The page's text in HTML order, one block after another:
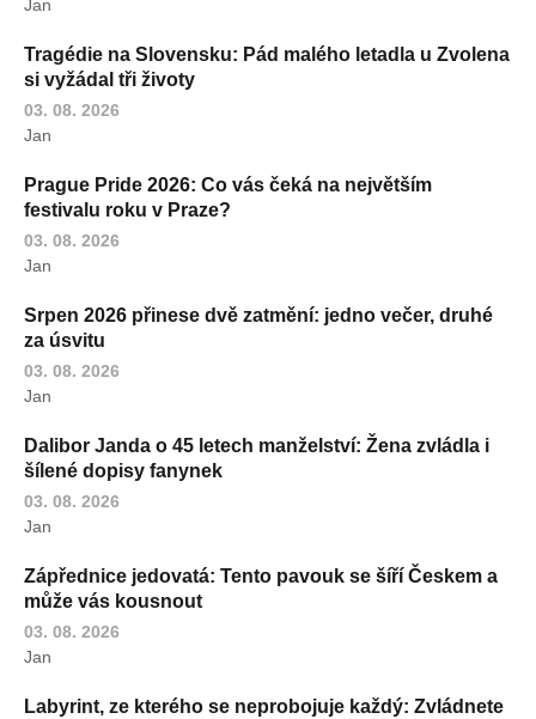
Jan
Tragédie na Slovensku: Pád malého letadla u Zvolena
si vyžádal tři životy
03. 08. 2026
Jan
Prague Pride 2026: Co vás čeká na největším
festivalu roku v Praze?
03. 08. 2026
Jan
Srpen 2026 přinese dvě zatmění: jedno večer, druhé
za úsvitu
03. 08. 2026
Jan
Dalibor Janda o 45 letech manželství: Žena zvládla i
šílené dopisy fanynek
03. 08. 2026
Jan
Zápřednice jedovatá: Tento pavouk se šíří Českem a
může vás kousnout
03. 08. 2026
Jan
Labyrint, ze kterého se neprobojuje každý: Zvládnete